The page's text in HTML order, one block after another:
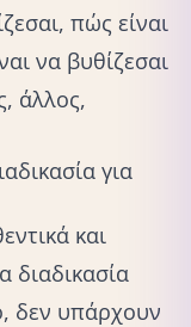
πώς είναι
να βυθίζεσαι
άλλος,
για
και
διαδικασία
δεν υπάρχουν